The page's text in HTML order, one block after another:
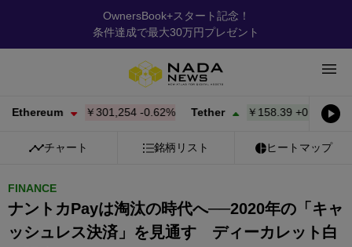
OwnersBook+スタート記念！
条件達成で最大30万円プレゼント
￥301,254-0.62% Tether ￥158.39+0.02% BNB
チャート 銘柄リスト ヒートマップ
FINANCE
ナントカPayは淘汰の時代へ──2020年の「キャ
ッシュレス決済」を見通す ディーカレット白